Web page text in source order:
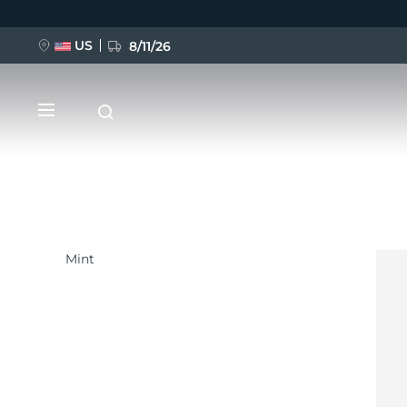
Mint
US 8/11/26
YENİ